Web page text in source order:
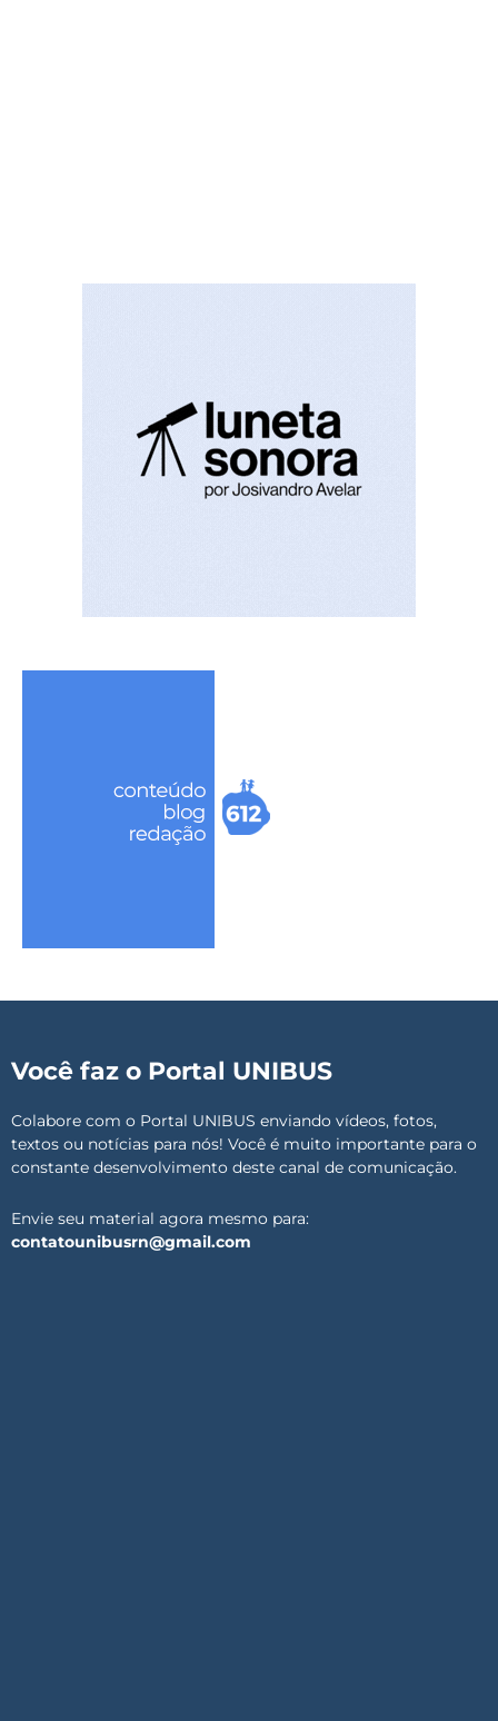
Você faz o Portal UNIBUS
Colabore com o Portal UNIBUS enviando vídeos, fotos,
textos ou notícias para nós! Você é muito importante para o
constante desenvolvimento deste canal de comunicação.
Envie seu material agora mesmo para:
contatounibusrn@gmail.com